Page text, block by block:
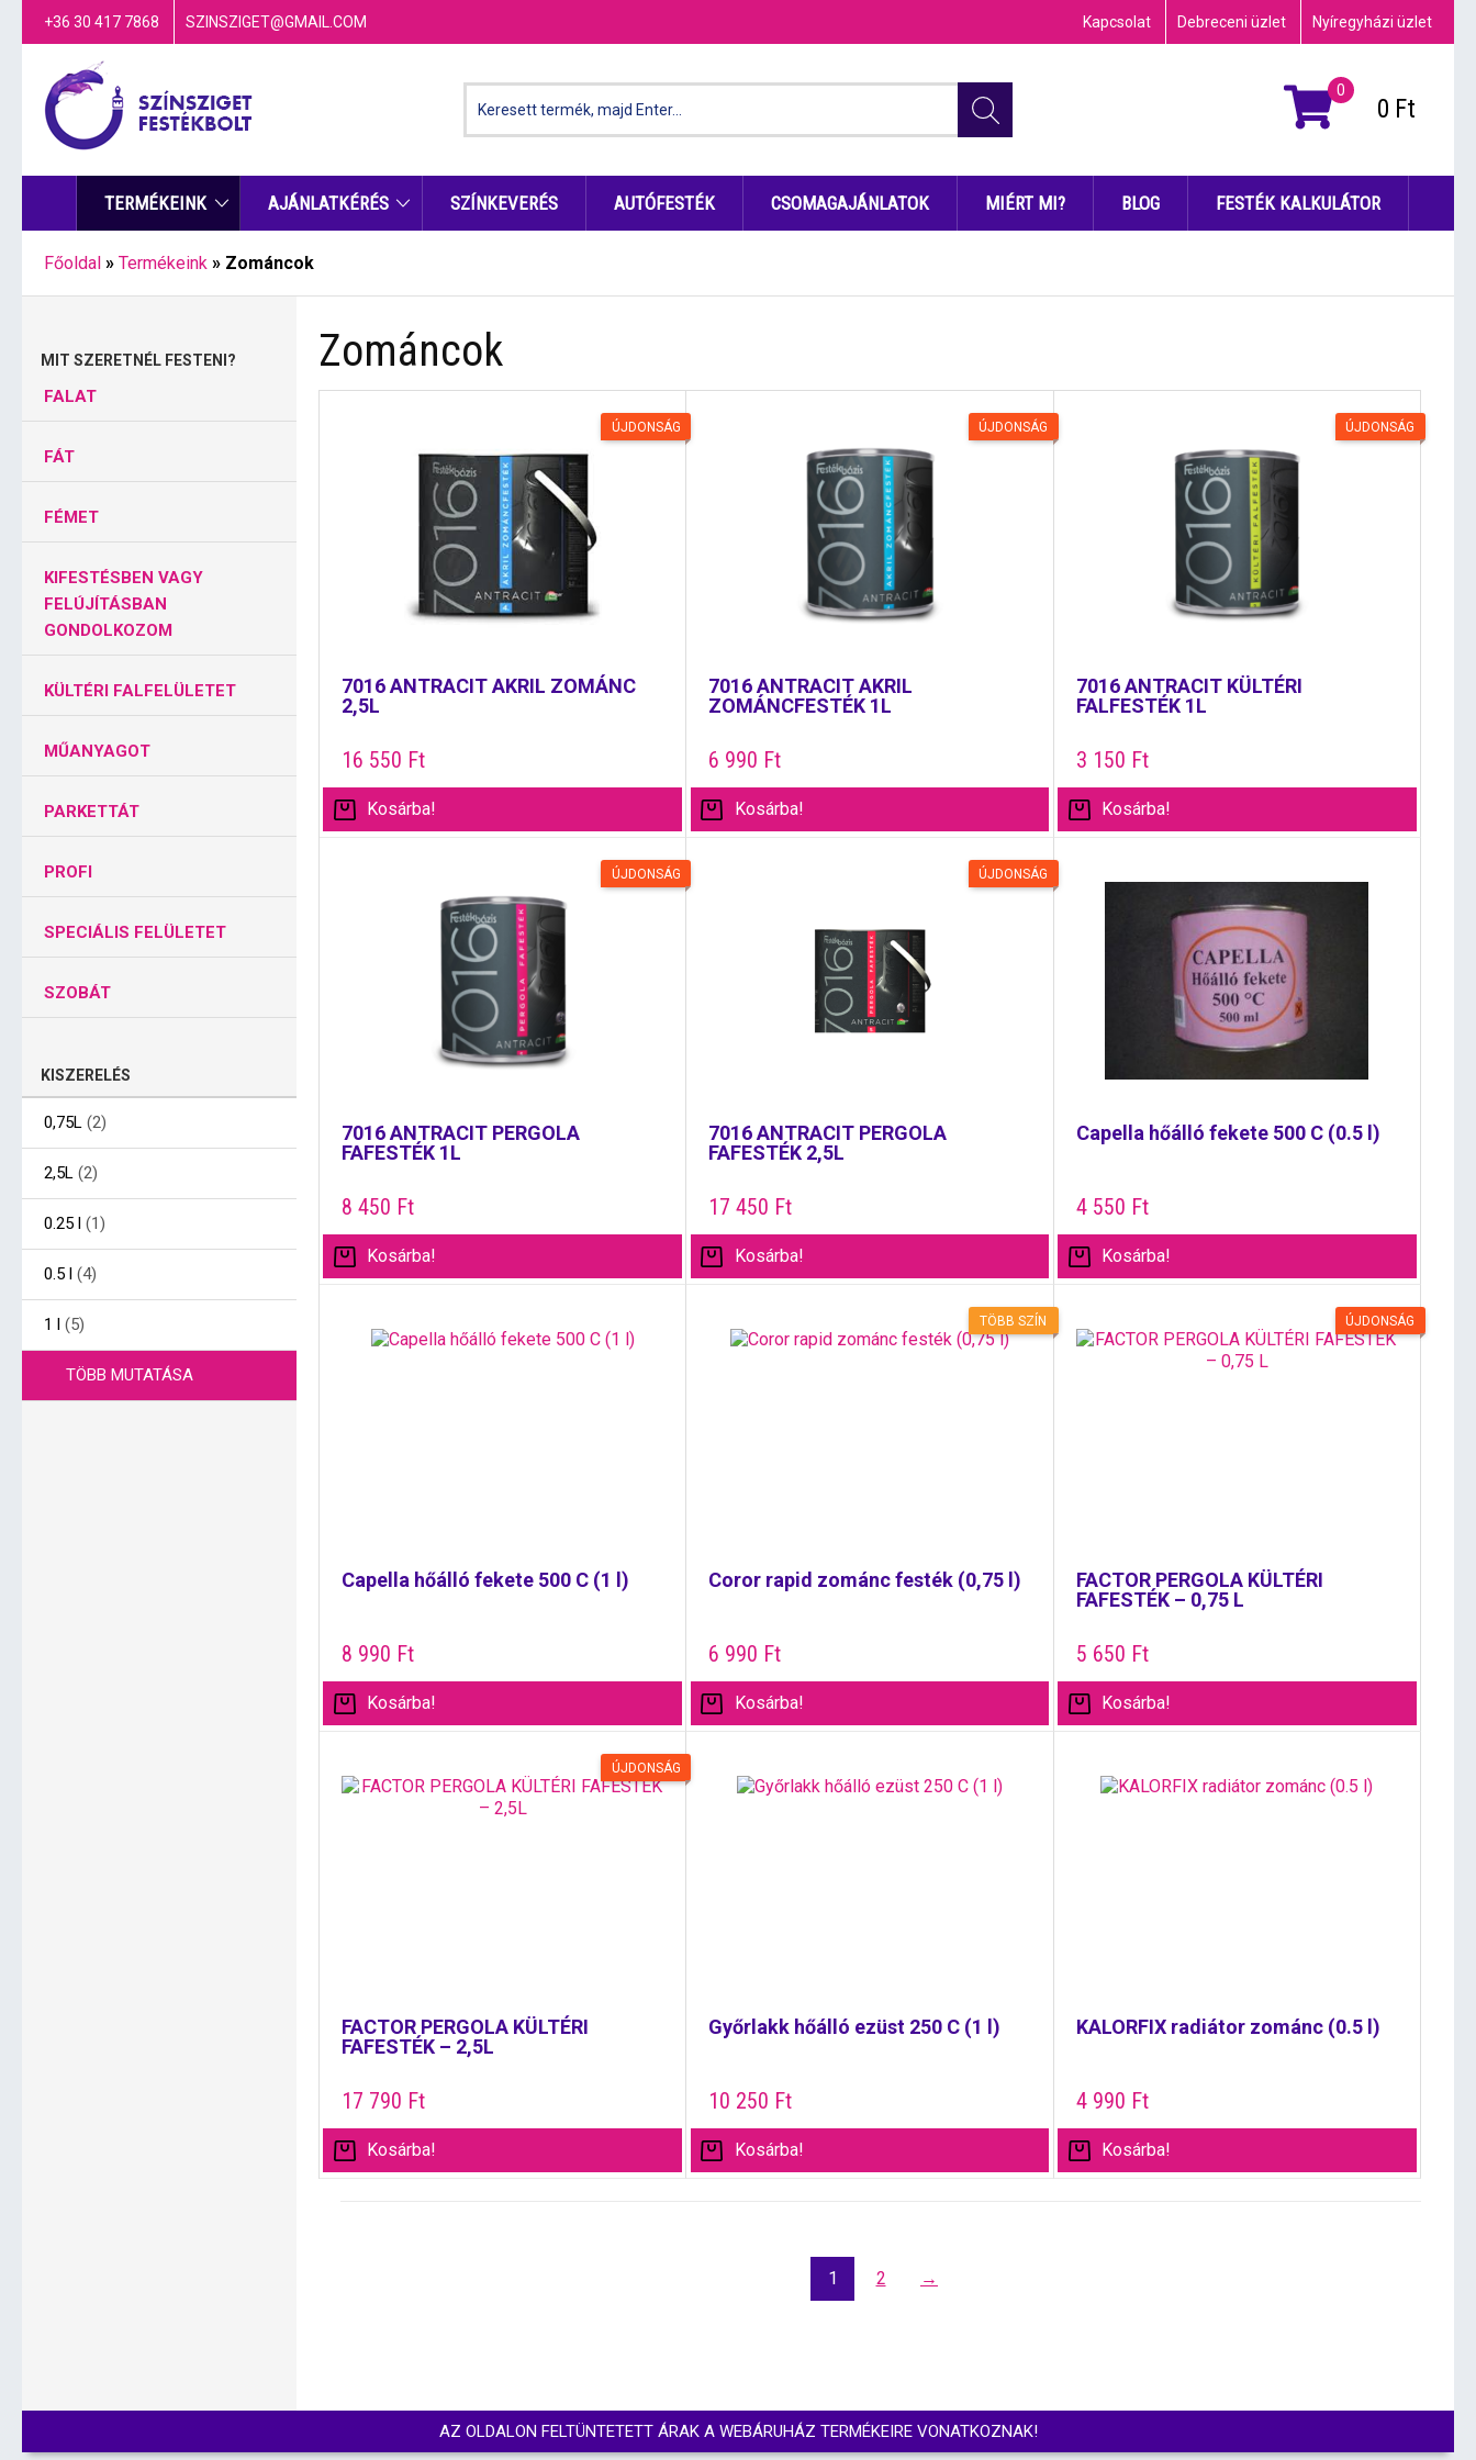
+36 30 417 7868 SZINSZIGET@GMAIL.COM Kapcsolat Debreceni üzlet Nyíregyházi üzlet
0
0 Ft
TERMÉKEINK AJÁNLATKÉRÉS SZÍNKEVERÉS AUTÓFESTÉK CSOMAGAJÁNLATOK MIÉRT MI? BLOG FESTÉK KALKULÁTOR
Főoldal » Termékeink » Zománcok
MIT SZERETNÉL FESTENI?
FALAT
FÁT
FÉMET
KIFESTÉSBEN VAGY
FELÚJÍTÁSBAN
GONDOLKOZOM
KÜLTÉRI FALFELÜLETET
MŰANYAGOT
PARKETTÁT
PROFI
SPECIÁLIS FELÜLETET
SZOBÁT
KISZERELÉS
0,75L (2)
2,5L (2)
0.25 l (1)
0.5 l (4)
1 l (5)
TÖBB MUTATÁSA
Zománcok
ÚJDONSÁG
7016 ANTRACIT AKRIL ZOMÁNC
2,5L
16 550 Ft
Kosárba!
ÚJDONSÁG
7016 ANTRACIT AKRIL
ZOMÁNCFESTÉK 1L
6 990 Ft
Kosárba!
ÚJDONSÁG
7016 ANTRACIT KÜLTÉRI
FALFESTÉK 1L
3 150 Ft
Kosárba!
ÚJDONSÁG
7016 ANTRACIT PERGOLA
FAFESTÉK 1L
8 450 Ft
Kosárba!
ÚJDONSÁG
7016 ANTRACIT PERGOLA
FAFESTÉK 2,5L
17 450 Ft
Kosárba!
Capella hőálló fekete 500 C (0.5 l)
4 550 Ft
Kosárba!
Capella hőálló fekete 500 C (1 l)
8 990 Ft
Kosárba!
TÖBB SZÍN
Coror rapid zománc festék (0,75 l)
6 990 Ft
Kosárba!
ÚJDONSÁG
FACTOR PERGOLA KÜLTÉRI
FAFESTÉK – 0,75 L
5 650 Ft
Kosárba!
ÚJDONSÁG
FACTOR PERGOLA KÜLTÉRI
FAFESTÉK – 2,5L
17 790 Ft
Kosárba!
Győrlakk hőálló ezüst 250 C (1 l)
10 250 Ft
Kosárba!
KALORFIX radiátor zománc (0.5 l)
4 990 Ft
Kosárba!
1 2 →
AZ OLDALON FELTÜNTETETT ÁRAK A WEBÁRUHÁZ TERMÉKEIRE VONATKOZNAK!